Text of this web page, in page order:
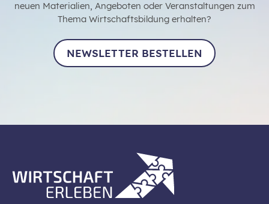
neuen Materialien, Angeboten oder Veranstaltungen zum
Thema Wirtschaftsbildung erhalten?
NEWSLETTER BESTELLEN